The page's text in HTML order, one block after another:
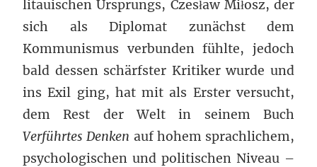
litauischen Ursprungs, Czesław Miłosz, der
sich als Diplomat zunächst dem
Kommunismus verbunden fühlte, jedoch
bald dessen schärfster Kritiker wurde und
ins Exil ging, hat mit als Erster versucht,
dem Rest der Welt in seinem Buch
Verführtes Denken auf hohem sprachlichem,
psychologischen und politischen Niveau –